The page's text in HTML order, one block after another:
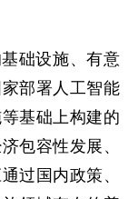
础设施、有意
部署人工智能
基础上构建的
包容性发展、
过国内政策、